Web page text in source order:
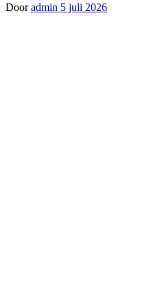
Dooradmin 5 juli 2026